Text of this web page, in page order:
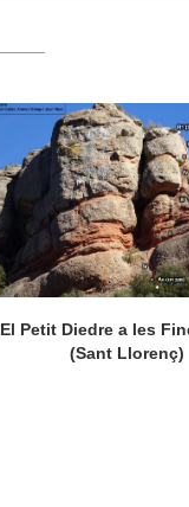
El Petit Diedre a les
(Sant Llorenç)